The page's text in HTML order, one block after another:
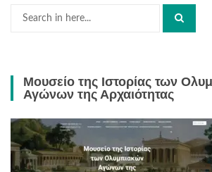
Μουσείο της Ιστορίας των
Αγώνων της Αρχαιότητας